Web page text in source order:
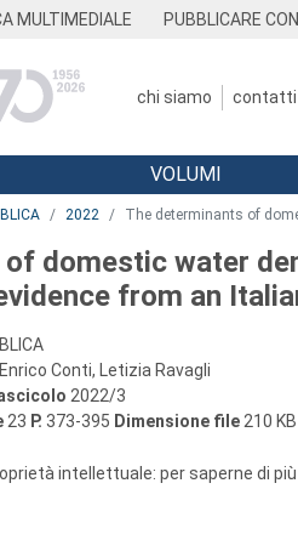
MULTIMEDIALE PUBBLICARE
chi siamo contatti
VOLUMI
2022 The determinants of
domestic water
from an
Conti, Letizia Ravagli
2022/3
23 P. 373-395 Dimensione file 210 KB
intellettuale: per saperne di più